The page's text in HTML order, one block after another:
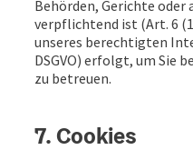
Behörden, Gerichte
verpflichtend ist (Art. 6
unseres berechtigten
DSGVO) erfolgt, um Sie
zu betreuen.
7. Cookies